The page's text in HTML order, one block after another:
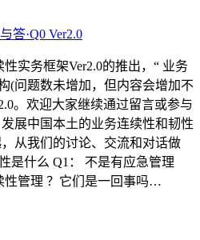
答·Q0 Ver2.0
性实务框架Ver2.0的推出，“ 业务
(问题数未增加，但内容会增加不
。欢迎大家继续通过留言或参与
展中国本土的业务连续性和韧性
从我们的讨论、交流和对话做
是什么 Q1： 不是有应急管理
性管理 ？它们是一回事吗…